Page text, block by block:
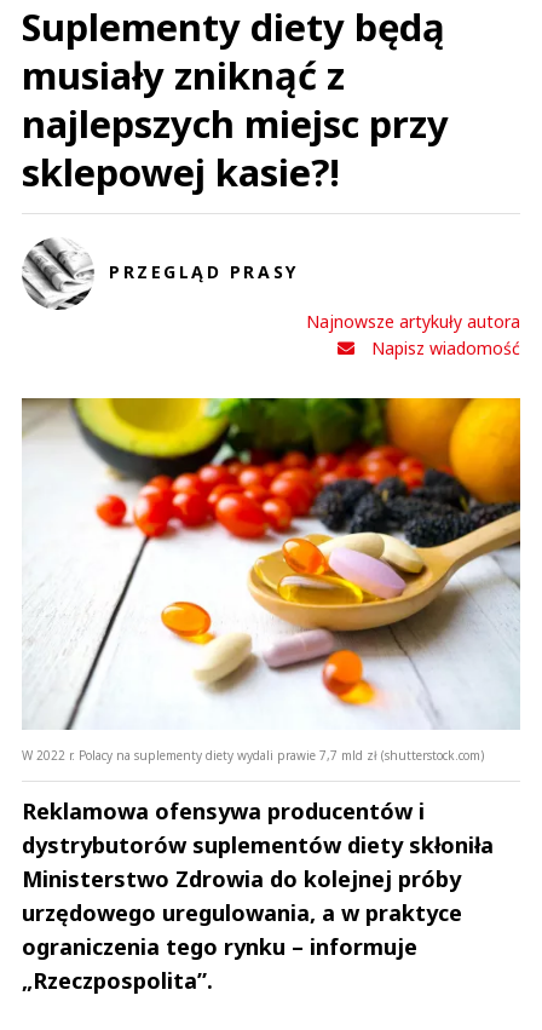
Suplementy diety będą
musiały zniknąć z
najlepszych miejsc przy
sklepowej kasie?!
PRZEGLĄD PRASY
Najnowsze artykuły autora
Napisz wiadomość
W 2022 r. Polacy na suplementy diety wydali prawie 7,7 mld zł (shutterstock.com)
Reklamowa ofensywa producentów i
dystrybutorów suplementów diety skłoniła
Ministerstwo Zdrowia do kolejnej próby
urzędowego uregulowania, a w praktyce
ograniczenia tego rynku – informuje
„Rzeczpospolita”.